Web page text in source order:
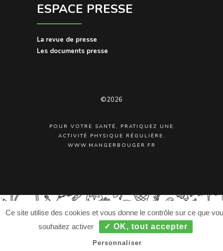
ESPACE PRESSE
La revue de presse
Les documents presse
©2026
POUR VOTRE SANTÉ, PRATIQUEZ UNE
ACTIVITÉ PHYSIQUE RÉGULIÈRE.
WWW.MANGERBOUGER.FR
Ce site utilise des cookies et vous donne le contrôle sur ce que
souhaitez activer
✓ OK, tout accepter
Personnaliser